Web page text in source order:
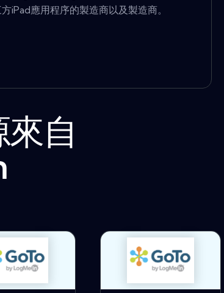
iPad應用程序的製造商以及製造商。
自